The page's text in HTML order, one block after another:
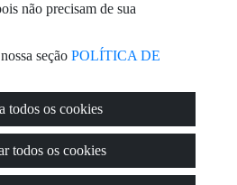
Enviar
não precisam de sua
seção POLÍTICA DE
todos os cookies
todos os cookies